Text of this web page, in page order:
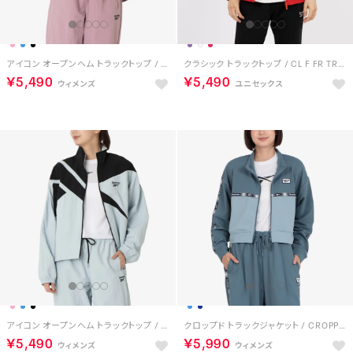
アイコン オープンヘム トラックトップ / WOMEN'S ICON OPEN HEM TRACKTOP （ピンク）
￥5,490
クラシック トラックトップ / CL F FR TRACKTOP （ベクターレッド）
￥5,490
アイコン オープンヘム トラックトップ / WOMEN'S ICON OPEN HEM TRACKTOP （ブルー）
￥5,490
クロップド トラックジャケット / CROPPED TRACK JACKET （クリアブルー）
￥5,990